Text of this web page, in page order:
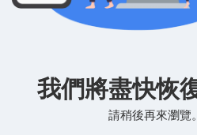
我們將盡快恢
請稍後再來瀏覽。